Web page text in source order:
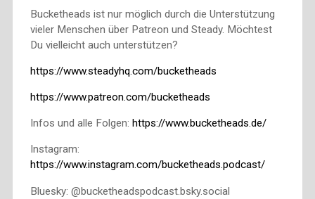
Bucketheads ist nur möglich durch die Unterstützung
vieler Menschen über Patreon und Steady. Möchtest
Du vielleicht auch unterstützen?
https://www.steadyhq.com/bucketheads
https://www.patreon.com/bucketheads
Infos und alle Folgen: https://www.bucketheads.de/
Instagram:
https://www.instagram.com/bucketheads.podcast/
Bluesky: @bucketheadspodcast.bsky.social